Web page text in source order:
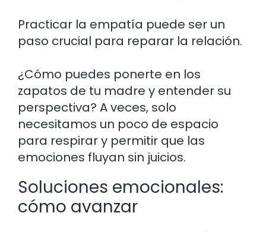
Practicar la empatía puede ser un
paso crucial para reparar la relación.
¿Cómo puedes ponerte en los
zapatos de tu madre y entender su
perspectiva? A veces, solo
necesitamos un poco de espacio
para respirar y permitir que las
emociones fluyan sin juicios.
Soluciones emocionales:
cómo avanzar